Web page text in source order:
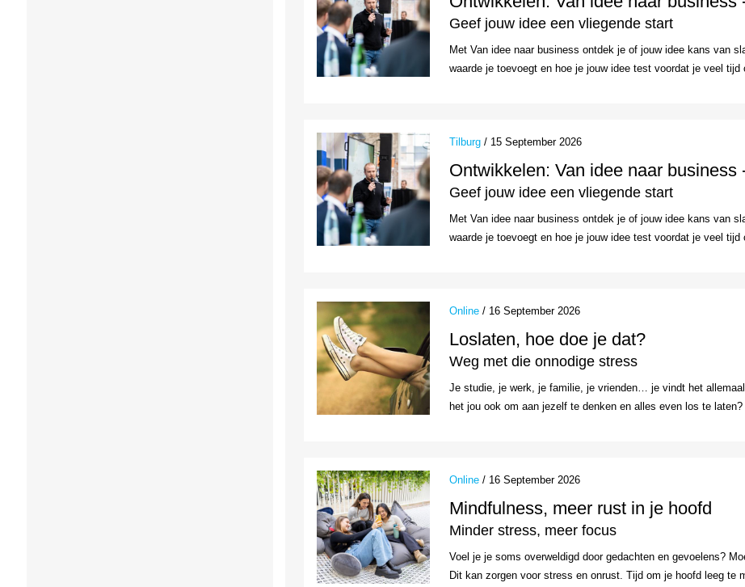
Geef jouw idee een vliegende start
Met Van idee naar business ontdek je of jouw idee kans van
waarde je toevoegt en hoe je jouw idee test voordat je veel tijd
Tilburg / 15 September 2026
Ontwikkelen: Van idee naar business
Geef jouw idee een vliegende start
Met Van idee naar business ontdek je of jouw idee kans van
waarde je toevoegt en hoe je jouw idee test voordat je veel tijd
Online / 16 September 2026
Loslaten, hoe doe je dat?
Weg met die onnodige stress
Je studie, je werk, je familie, je vrienden… je vindt het
het jou ook om aan jezelf te denken en alles even los te laten?
Online / 16 September 2026
Mindfulness, meer rust in je hoofd
Minder stress, meer focus
Voel je je soms overweldigd door gedachten en gevoelens?
Dit kan zorgen voor stress en onrust. Tijd om je hoofd leeg te